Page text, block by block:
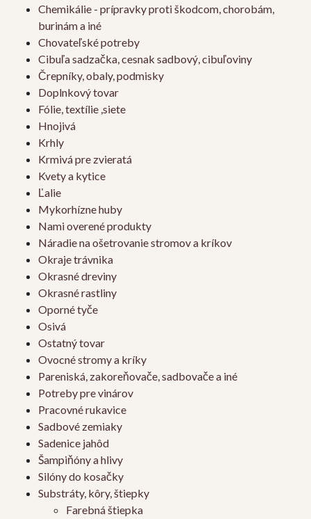
Chemikálie - prípravky proti škodcom, chorobám,
burinám a iné
Chovateľské potreby
Cibuľa sadzačka, cesnak sadbový, cibuľoviny
Črepníky, obaly, podmisky
Doplnkový tovar
Fólie, textílie ,siete
Hnojivá
Krhly
Krmivá pre zvieratá
Kvety a kytice
Ľalie
Mykorhízne huby
Nami overené produkty
Náradie na ošetrovanie stromov a kríkov
Okraje trávnika
Okrasné dreviny
Okrasné rastliny
Oporné tyče
Osivá
Ostatný tovar
Ovocné stromy a kríky
Pareniská, zakoreňovače, sadbovače a iné
Potreby pre vinárov
Pracovné rukavice
Sadbové zemiaky
Sadenice jahôd
Šampiňóny a hlivy
Silóny do kosačky
Substráty, kôry, štiepky
Farebná štiepka